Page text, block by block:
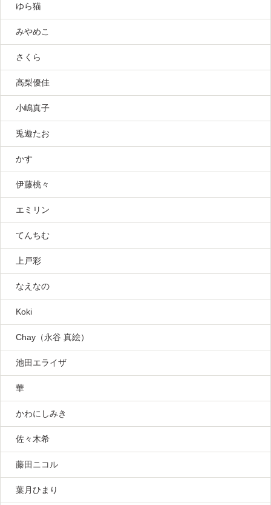
ゆら猫
みやめこ
さくら
高梨優佳
小嶋真子
兎遊たお
かす
伊藤桃々
エミリン
てんちむ
上戸彩
なえなの
Koki
Chay（永谷 真絵）
池田エライザ
華
かわにしみき
佐々木希
藤田ニコル
葉月ひまり